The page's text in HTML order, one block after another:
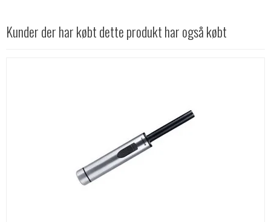
Kunder der har købt dette produkt har også købt